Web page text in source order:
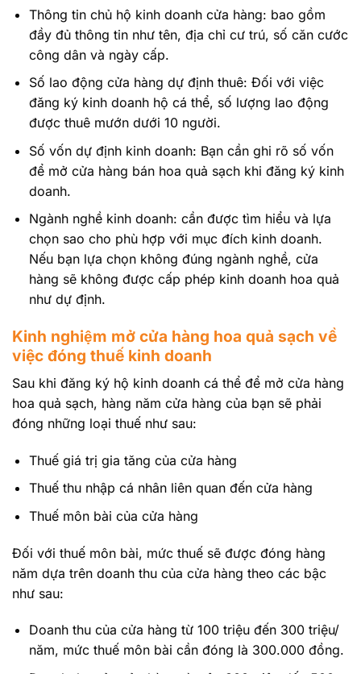
Thông tin chủ hộ kinh doanh cửa hàng: bao gồm
đầy đủ thông tin như tên, địa chỉ cư trú, số căn cước
công dân và ngày cấp.
Số lao động cửa hàng dự định thuê: Đối với việc
đăng ký kinh doanh hộ cá thể, số lượng lao động
được thuê mướn dưới 10 người.
Số vốn dự định kinh doanh: Bạn cần ghi rõ số vốn
để mở cửa hàng bán hoa quả sạch khi đăng ký kinh
doanh.
Ngành nghề kinh doanh: cần được tìm hiểu và lựa
chọn sao cho phù hợp với mục đích kinh doanh.
Nếu bạn lựa chọn không đúng ngành nghề, cửa
hàng sẽ không được cấp phép kinh doanh hoa quả
như dự định.
Kinh nghiệm mở cửa hàng hoa quả sạch về
việc đóng thuế kinh doanh
Sau khi đăng ký hộ kinh doanh cá thể để mở cửa hàng
hoa quả sạch, hàng năm cửa hàng của bạn sẽ phải
đóng những loại thuế như sau:
Thuế giá trị gia tăng của cửa hàng
Thuế thu nhập cá nhân liên quan đến cửa hàng
Thuế môn bài của cửa hàng
Đối với thuế môn bài, mức thuế sẽ được đóng hàng
năm dựa trên doanh thu của cửa hàng theo các bậc
như sau:
Doanh thu của cửa hàng từ 100 triệu đến 300 triệu/
năm, mức thuế môn bài cần đóng là 300.000 đồng.